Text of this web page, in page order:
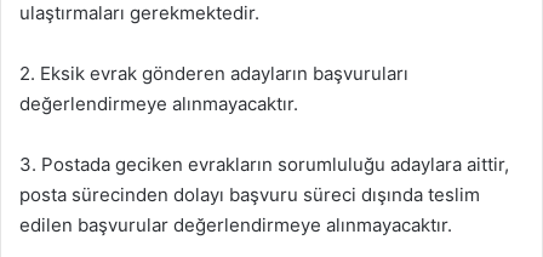
ulaştırmaları gerekmektedir.
2. Eksik evrak gönderen adayların başvuruları
değerlendirmeye alınmayacaktır.
3. Postada geciken evrakların sorumluluğu adaylara aittir,
posta sürecinden dolayı başvuru süreci dışında teslim
edilen başvurular değerlendirmeye alınmayacaktır.